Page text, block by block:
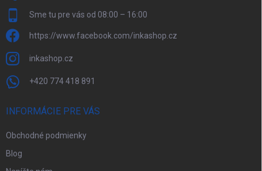
Sme tu pre vás od 08:00 – 16:00
https://www.facebook.com/inkashop.cz
inkashop.cz
+420 774 418 891
INFORMÁCIE PRE VÁS
Obchodné podmienky
Blog